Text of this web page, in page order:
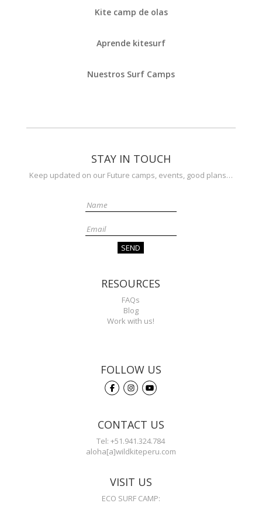
Kite camp de olas
Aprende kitesurf
Nuestros Surf Camps
STAY IN TOUCH
Keep updated on our Future camps, events, good plans…
RESOURCES
FAQs
Blog
Work with us!
FOLLOW US
CONTACT US
Tel: +51.941.324.784
aloha[a]wildkiteperu.com
VISIT US
ECO SURF CAMP: